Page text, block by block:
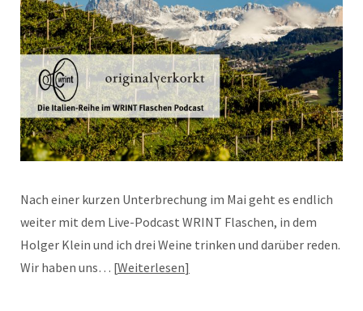
Nach einer kurzen Unterbrechung im Mai geht es endlich
weiter mit dem Live-Podcast WRINT Flaschen, in dem
Holger Klein und ich drei Weine trinken und darüber reden.
Wir haben uns… Weiterlesen